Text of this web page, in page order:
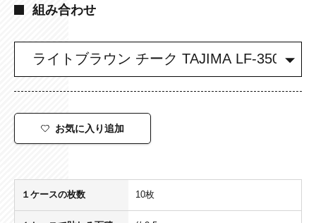
組み合わせ
お気に入り追加
１ケースの枚数 10枚